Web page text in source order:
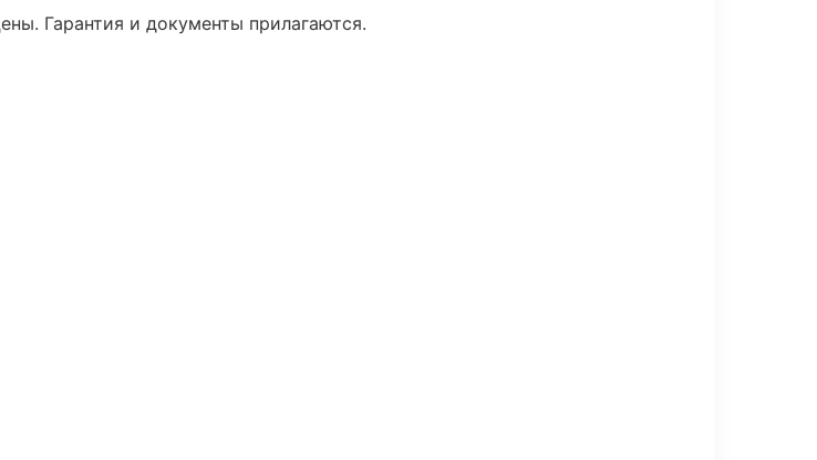
Гарантия и документы прилагаются.